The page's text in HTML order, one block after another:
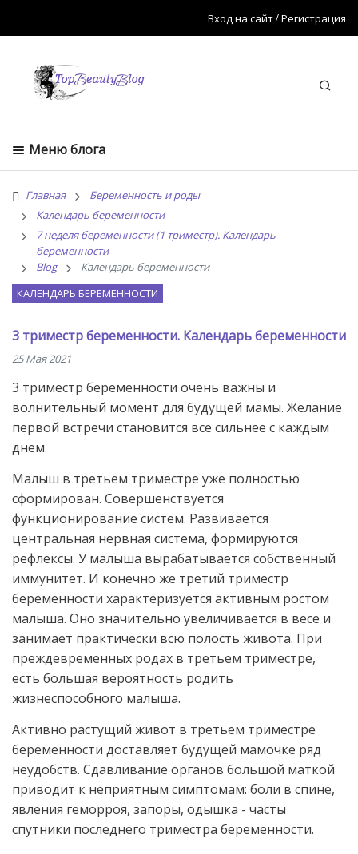
Вход на сайт Регистрация
Меню блога
Главная
Беременность и роды
Календарь беременности
7 неделя беременности (1 триместр). Календарь
беременности
Blog
Календарь беременности
КАЛЕНДАРЬ БЕРЕМЕННОСТИ
3 триместр беременности. Календарь беременности
25 Мая 2021
3 триместр беременности очень важны и
волнительный момент для будущей мамы. Желание
первой встречи становится все сильнее с каждым
днем.
Малыш в третьем триместре уже полностью
сформирован. Совершенствуется
функционирование систем. Развивается
центральная нервная система, формируются
рефлексы. У малыша вырабатывается собственный
иммунитет. И конечно же третий триместр
беременности характеризуется активным ростом
малыша. Оно значительно увеличивается в весе и
занимает практически всю полость живота. При
преждевременных родах в третьем триместре,
есть большая вероятность родить
жизнеспособного малыша.
Активно растущий живот в третьем триместре
беременности доставляет будущей мамочке ряд
неудобств. Сдавливание органов большой маткой
приводит к неприятным симптомам: боли в спине,
явления геморроя, запоры, одышка - часты
спутники последнего триместра беременности.